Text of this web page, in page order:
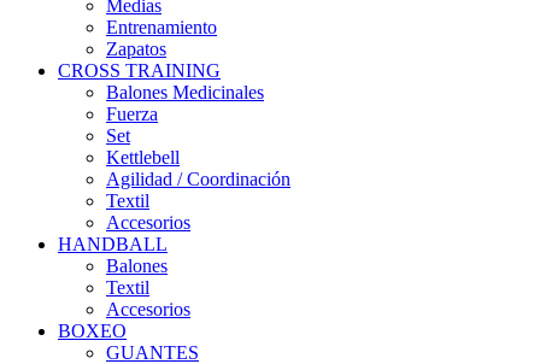
Medias
Entrenamiento
Zapatos
CROSS TRAINING
Balones Medicinales
Fuerza
Set
Kettlebell
Agilidad / Coordinación
Textil
Accesorios
HANDBALL
Balones
Textil
Accesorios
BOXEO
GUANTES